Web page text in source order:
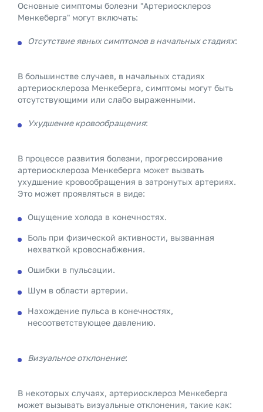
Основные симптомы болезни "Артериосклероз
Менкеберга" могут включать:
Отсутствие явных симптомов в начальных стадиях:
В большинстве случаев, в начальных стадиях
артериосклероза Менкеберга, симптомы могут быть
отсутствующими или слабо выраженными.
Ухудшение кровообращения:
В процессе развития болезни, прогрессирование
артериосклероза Менкеберга может вызвать
ухудшение кровообращения в затронутых артериях.
Это может проявляться в виде:
Ощущение холода в конечностях.
Боль при физической активности, вызванная
нехваткой кровоснабжения.
Ошибки в пульсации.
Шум в области артерии.
Нахождение пульса в конечностях,
несоответствующее давлению.
Визуальное отклонение:
В некоторых случаях, артериосклероз Менкеберга
может вызывать визуальные отклонения, такие как: